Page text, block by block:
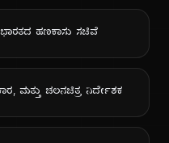
ಹಣಕಾಸು ಸಚಿವೆ
ಮತ್ತು ಚಲನಚಿತ್ರ ನಿರ್ದೇಶಕ